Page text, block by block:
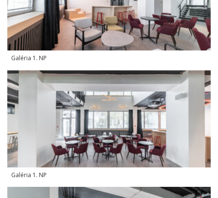
Galéria 1. NP
Galéria 1. NP